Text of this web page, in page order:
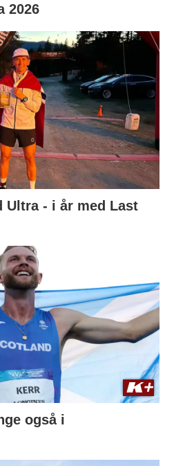
2026
Ultra - i år med Last
også i